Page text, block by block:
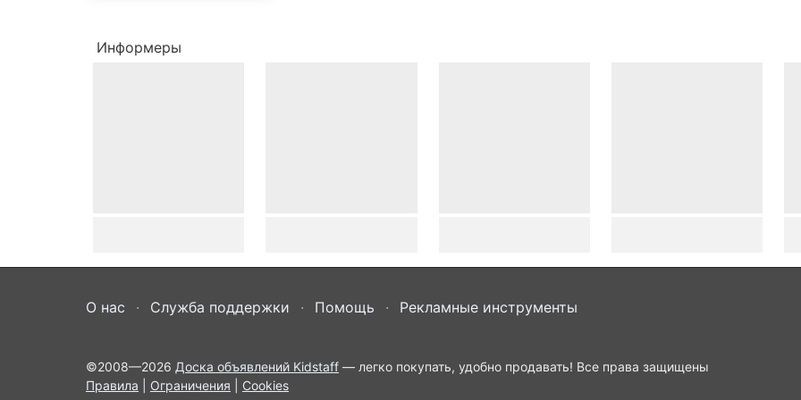
Информеры
О нас Служба поддержки Помощь Рекламные инструменты
©2008—2026 Доска объявлений Kidstaff — легко покупать, удобно продавать! Все права защищены
Правила
Ограничения Cookies